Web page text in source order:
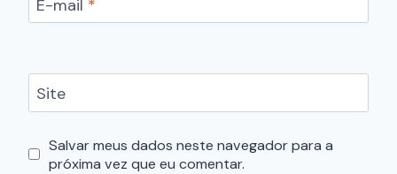
E-mail *
Site
Salvar meus dados neste navegador para a
próxima vez que eu comentar.